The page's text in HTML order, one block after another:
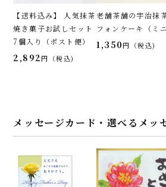
【送料込み】 人気抹茶
焼き菓子お試しセット
7個入り（ポスト便）
2,892 税込
老舗茶舗の宇治抹
フォンケーキ（ミニ
1,350 税込
メッセージカード・選べるメッ